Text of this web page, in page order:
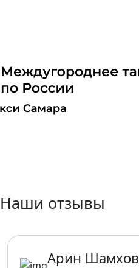
Наши отзывы
Арин Шамхов